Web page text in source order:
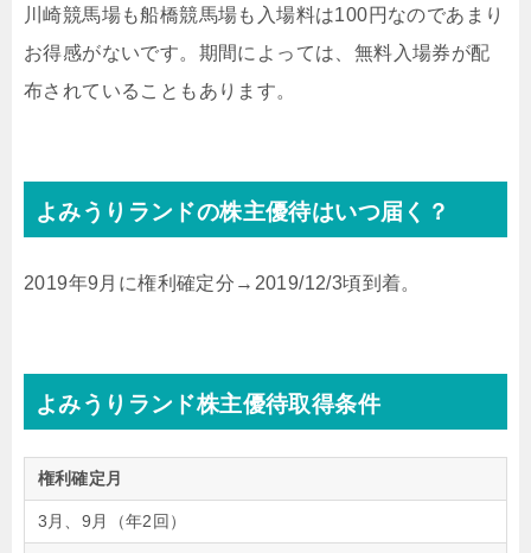
川崎競馬場も船橋競馬場も入場料は100円なのであまり
お得感がないです。期間によっては、無料入場券が配
布されていることもあります。
よみうりランドの株主優待はいつ届く？
2019年9月に権利確定分→2019/12/3頃到着。
よみうりランド株主優待取得条件
権利確定月
3月、9月（年2回）